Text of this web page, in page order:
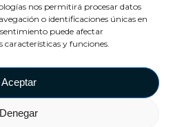
nos permitirá procesar datos
o identificaciones únicas en
puede afectar
y funciones.
Aceptar
Denegar
inmersiva no se
se trata de crear
una verdadera